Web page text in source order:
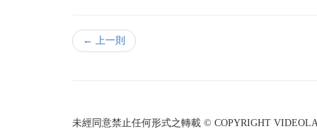
← 上一則
未經同意禁止任何形式之轉載 © COPYRIGHT